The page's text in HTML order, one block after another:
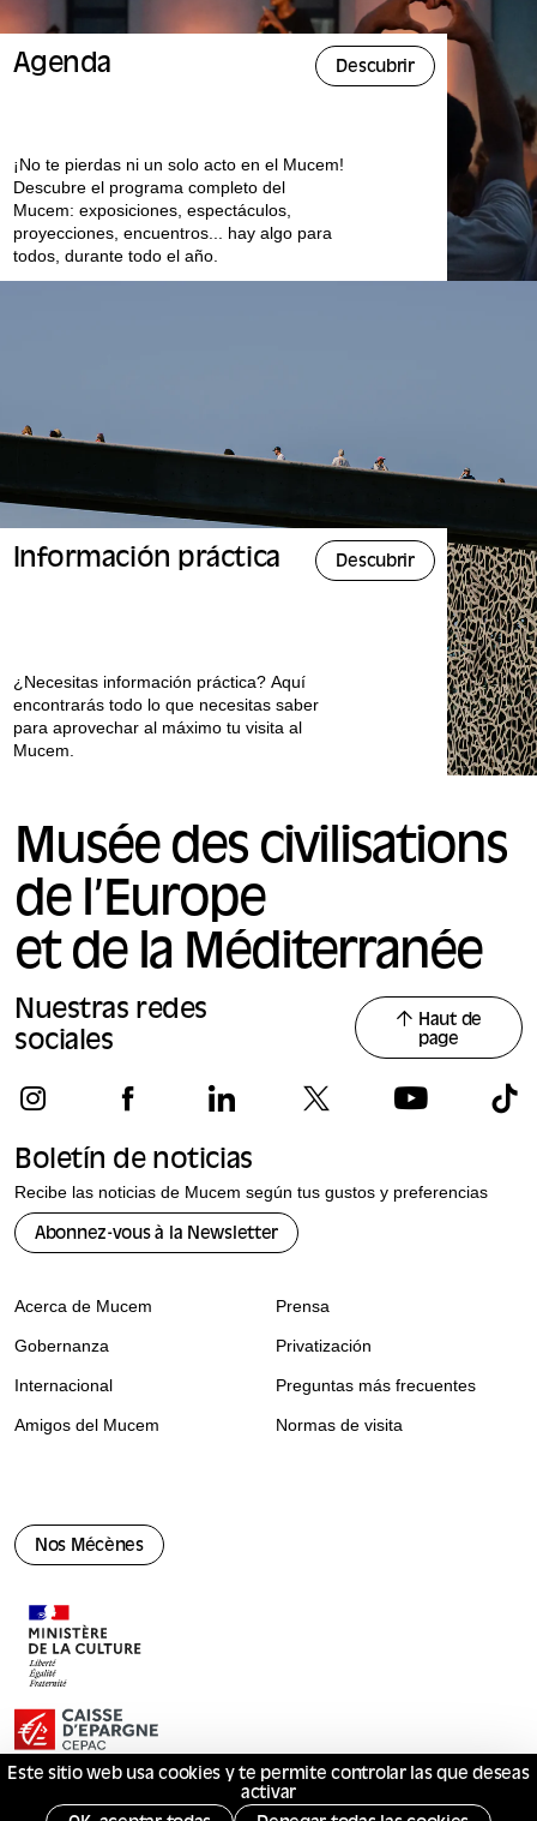
Agenda Descubrir
¡No te pierdas ni un solo acto en el Mucem!
Descubre el programa completo del
Mucem: exposiciones, espectáculos,
proyecciones, encuentros... hay algo para
todos, durante todo el año.
Información práctica Descubrir
¿Necesitas información práctica? Aquí
encontrarás todo lo que necesitas saber
para aprovechar al máximo tu visita al
Mucem.
Musée des civilisations
de l’Europe
et de la Méditerranée
Nuestras redes
sociales
Haut de
page
Boletín de noticias
Recibe las noticias de Mucem según tus gustos y preferencias
Abonnez-vous à la Newsletter
Nos Mécènes
Acerca de Mucem
Gobernanza
Internacional
Amigos del Mucem
Prensa
Privatización
Preguntas más frecuentes
Normas de visita
© Mucem 2026
Este sitio web usa cookies y te permite controlar las que deseas
activar